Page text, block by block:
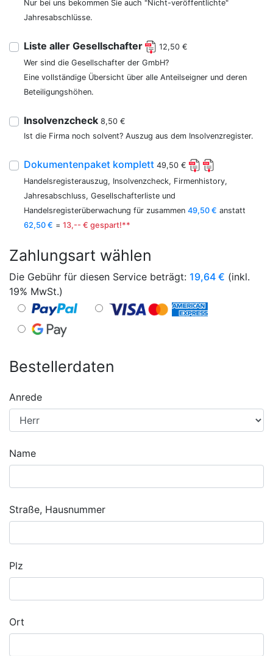
Nur bei uns bekommen Sie auch "Nicht-veröffentlichte"
Jahresabschlüsse.
Liste aller Gesellschafter
12,50 €
Wer sind die Gesellschafter der GmbH?
Eine vollständige Übersicht über alle Anteilseigner und deren
Beteiligungshöhen.
Insolvenzcheck 8,50 €
Ist die Firma noch solvent? Auszug aus dem Insolvenzregister.
Dokumentenpaket komplett 49,50 €
Handelsregisterauszug, Insolvenzcheck, Firmenhistory,
Jahresabschluss, Gesellschafterliste und
Handelsregisterüberwachung für zusammen 49,50 € anstatt
62,50 € = 13,-- € gespart!**
Zahlungsart wählen
Die Gebühr für diesen Service beträgt: 19,64 € (inkl.
19% MwSt.)
Bestellerdaten
Anrede
Name
Straße, Hausnummer
Plz
Ort